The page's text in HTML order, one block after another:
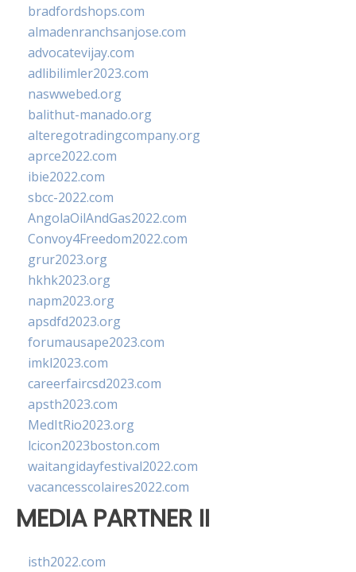
bradfordshops.com
almadenranchsanjose.com
advocatevijay.com
adlibilimler2023.com
naswwebed.org
balithut-manado.org
alteregotradingcompany.org
aprce2022.com
ibie2022.com
sbcc-2022.com
AngolaOilAndGas2022.com
Convoy4Freedom2022.com
grur2023.org
hkhk2023.org
napm2023.org
apsdfd2023.org
forumausape2023.com
imkl2023.com
careerfaircsd2023.com
apsth2023.com
MedItRio2023.org
lcicon2023boston.com
waitangidayfestival2022.com
vacancesscolaires2022.com
MEDIA PARTNER II
isth2022.com